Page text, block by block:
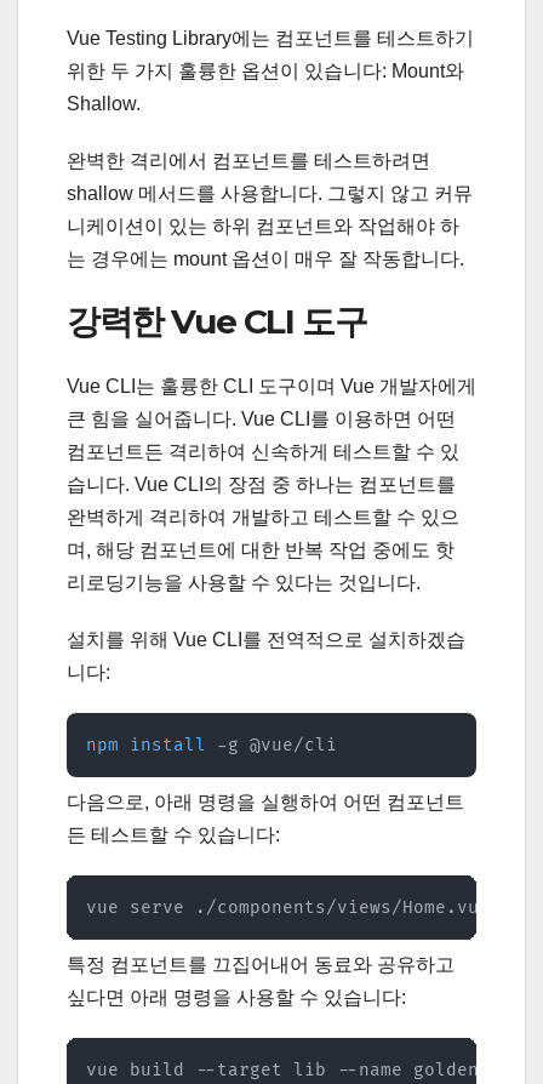
Vue Testing Library에는 컴포넌트를 테스트하기
위한 두 가지 훌륭한 옵션이 있습니다: Mount와
Shallow.
완벽한 격리에서 컴포넌트를 테스트하려면
shallow 메서드를 사용합니다. 그렇지 않고 커뮤
니케이션이 있는 하위 컴포넌트와 작업해야 하
는 경우에는 mount 옵션이 매우 잘 작동합니다.
강력한 Vue CLI 도구
Vue CLI는 훌륭한 CLI 도구이며 Vue 개발자에게
큰 힘을 실어줍니다. Vue CLI를 이용하면 어떤
컴포넌트든 격리하여 신속하게 테스트할 수 있
습니다. Vue CLI의 장점 중 하나는 컴포넌트를
완벽하게 격리하여 개발하고 테스트할 수 있으
며, 해당 컴포넌트에 대한 반복 작업 중에도 핫
리로딩기능을 사용할 수 있다는 것입니다.
설치를 위해 Vue CLI를 전역적으로 설치하겠습
니다:
npm install -g @vue/cli
다음으로, 아래 명령을 실행하여 어떤 컴포넌트
든 테스트할 수 있습니다:
vue serve ./components/views/Home.vue
특정 컴포넌트를 끄집어내어 동료와 공유하고
싶다면 아래 명령을 사용할 수 있습니다:
vue build --target lib --name goldenRule ./